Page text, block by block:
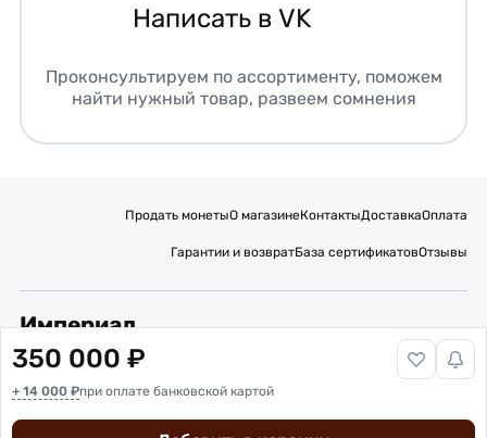
350 000 ₽
+ 14 000 ₽при оплате банковской картой
Написать в VK
Проконсультируем по ассортименту, поможем
найти нужный товар, развеем сомнения
Продать монетыО магазинеКонтактыДоставкаОплата
Гарантии и возвратБаза сертификатовОтзывы
Империал
Подписывайтесь на нас:
Вакансии
Политика обработки персональных данных